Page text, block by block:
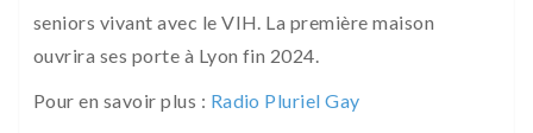
seniors vivant avec le VIH. La première maison
ouvrira ses porte à Lyon fin 2024.
Pour en savoir plus : Radio Pluriel Gay